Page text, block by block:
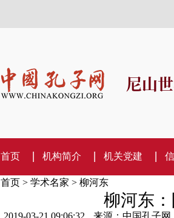
尼山
首页 机构简介 机关党建
首页> 学术名家 > 柳河东
柳河东
2019-03-21 09:06:32
来源：中国孔子网